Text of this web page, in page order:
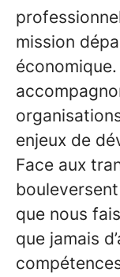
mission
enjeux de
Face aux
que nous
que jamais